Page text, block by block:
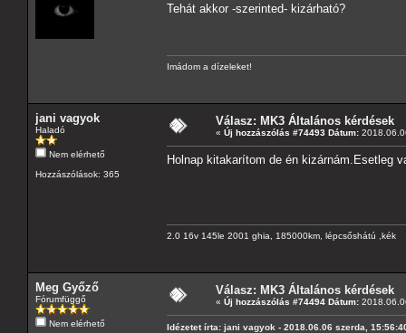
Tehát akkor -szerinted- kizárható?
Imádom a dízeleket!
jani vagyok
Haladó
Nem elérhető
Hozzászólások: 365
Válasz: MK3 Általános kérdések
« Új hozzászólás #74493 Dátum:
Holnap kitakarítom de én kizárnám.Esetleg
2.0 16v 145le 2001 ghia, 185000km, lépcsőshátú ,kék
Meg Győző
Fórumfüggő
Nem elérhető
Válasz: MK3 Általános kérdések
« Új hozzászólás #74494 Dátum:
Idézetet írta: jani vagyok - 2018.06.06 szerda,